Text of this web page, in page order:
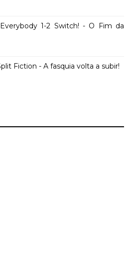
1-2 Switch! - O Fim da
Fiction - A fasquia volta a subir!